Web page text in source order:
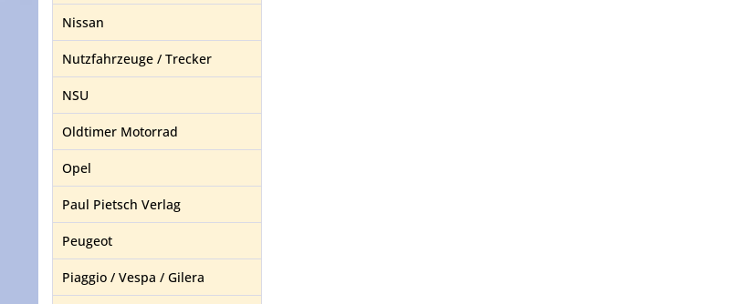
Nissan
Nutzfahrzeuge / Trecker
NSU
Oldtimer Motorrad
Opel
Paul Pietsch Verlag
Peugeot
Piaggio / Vespa / Gilera